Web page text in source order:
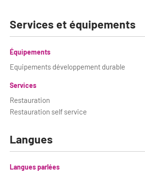
Services et équipements
Équipements
Equipements développement durable
Services
Restauration
Restauration self service
Langues
Langues parlées